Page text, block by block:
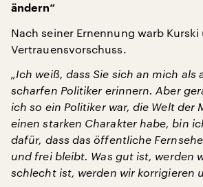
ändern“
Nach seiner Ernennung warb Kurski
Vertrauensvorschuss.
„Ich weiß, dass Sie sich an mich als
scharfen Politiker erinnern. Aber
ich so ein Politiker war, die Welt der
einen starken Charakter habe, bin
dafür, dass das öffentliche
und frei bleibt. Was gut ist, werden
schlecht ist, werden wir korrigieren